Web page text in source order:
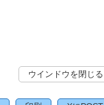
ウインドウを閉じる